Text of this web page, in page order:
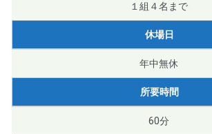
１組４名まで
休場日
年中無休
所要時間
60分